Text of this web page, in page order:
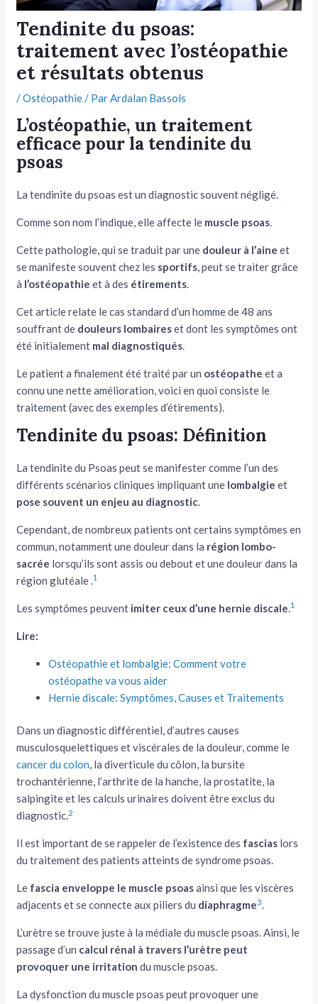
Tendinite du psoas:
traitement avec l’ostéopathie
et résultats obtenus
/Ostéopathie/ ParArdalan Bassols
L’ostéopathie, un traitement
efficace pour la tendinite du
psoas
La tendinite du psoas est un diagnostic souvent négligé.
Comme son nom l’indique, elle affecte le muscle psoas.
Cette pathologie, qui se traduit par une douleur à l’aine et
se manifeste souvent chez les sportifs, peut se traiter grâce
à l’ostéopathie et à des étirements.
Cet article relate le cas standard d’un homme de 48 ans
souffrant de douleurs lombaireset dont les symptômes ont
été initialement mal diagnostiqués.
Le patient a finalement été traité par un ostéopathe et a
connu une nette amélioration, voici en quoi consiste le
traitement (avec des exemples d’étirements).
Tendinite du psoas: Définition
La tendinite du Psoas peut se manifester comme l’un des
différents scénarios cliniques impliquant une lombalgie et
pose souvent un enjeu au diagnostic.
Cependant, de nombreux patients ont certains symptômes en
commun, notamment une douleur dans la région lombo-
sacrée lorsqu’ils sont assis ou debout et une douleur dans la
région glutéale .1
Les symptômes peuvent imiter ceux d’une hernie discale.1
Lire:
Ostéopathie et lombalgie: Comment votre
ostéopathe va vous aider
Hernie discale: Symptômes, Causes et Traitements
Dans un diagnostic différentiel, d’autres causes
musculosquelettiques et viscérales de la douleur, comme le
cancer du colon, la diverticule du côlon, la bursite
trochantérienne, l’arthrite de la hanche, la prostatite, la
salpingite et les calculs urinaires doivent être exclus du
diagnostic.2
Il est important de se rappeler de l’existence des fascias lors
du traitement des patients atteints de syndrome psoas.
Le fascia enveloppe le muscle psoasainsi que les viscères
adjacents et se connecte aux piliers du diaphragme3.
L’urètre se trouve juste à la médiale du muscle psoas. Ainsi, le
passage d’un calcul rénal à travers l’urètre peut
provoquer une irritation du muscle psoas.
La dysfonction du muscle psoas peut provoquer une